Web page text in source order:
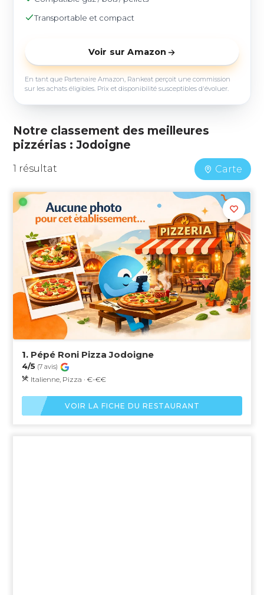
Transportable et compact
Voir sur Amazon
En tant que Partenaire Amazon, Rankeat perçoit une commission
sur les achats éligibles. Prix et disponibilité susceptibles d'évoluer.
Notre classement des meilleures
pizzérias : Jodoigne
1 résultat Carte
1. Pépé Roni Pizza Jodoigne
4/5 (7 avis)
Italienne, Pizza · €-€€
VOIR LA FICHE DU RESTAURANT